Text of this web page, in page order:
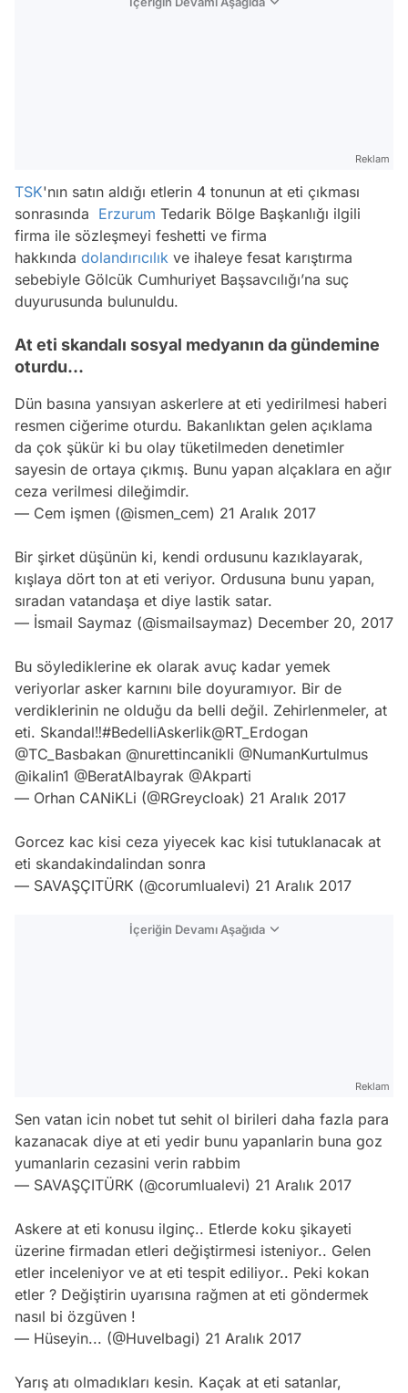
Reklam
TSK'nın satın aldığı etlerin 4 tonunun at eti çıkması
sonrasında Erzurum Tedarik Bölge Başkanlığı ilgili
firma ile sözleşmeyi feshetti ve firma
hakkında dolandırıcılık ve ihaleye fesat karıştırma
sebebiyle Gölcük Cumhuriyet Başsavcılığı’na suç
duyurusunda bulunuldu.
At eti skandalı sosyal medyanın da gündemine
oturdu...
Dün basına yansıyan askerlere at eti yedirilmesi haberi
resmen ciğerime oturdu. Bakanlıktan gelen açıklama
da çok şükür ki bu olay tüketilmeden denetimler
sayesin de ortaya çıkmış. Bunu yapan alçaklara en ağır
ceza verilmesi dileğimdir.
— Cem işmen (@ismen_cem) 21 Aralık 2017
Bir şirket düşünün ki, kendi ordusunu kazıklayarak,
kışlaya dört ton at eti veriyor. Ordusuna bunu yapan,
sıradan vatandaşa et diye lastik satar.
— İsmail Saymaz (@ismailsaymaz) December 20, 2017
Bu söylediklerine ek olarak avuç kadar yemek
veriyorlar asker karnını bile doyuramıyor. Bir de
verdiklerinin ne olduğu da belli değil. Zehirlenmeler, at
eti. Skandal‼️#BedelliAskerlik@RT_Erdogan
@TC_Basbakan @nurettincanikli @NumanKurtulmus
@ikalin1 @BeratAlbayrak @Akparti
— Orhan CANiKLi (@RGreycloak) 21 Aralık 2017
Gorcez kac kisi ceza yiyecek kac kisi tutuklanacak at
eti skandakindalindan sonra
— SAVAŞÇITÜRK (@corumlualevi) 21 Aralık 2017
İçeriğin Devamı Aşağıda
Reklam
Sen vatan icin nobet tut sehit ol birileri daha fazla para
kazanacak diye at eti yedir bunu yapanlarin buna goz
yumanlarin cezasini verin rabbim
— SAVAŞÇITÜRK (@corumlualevi) 21 Aralık 2017
Askere at eti konusu ilginç.. Etlerde koku şikayeti
üzerine firmadan etleri değiştirmesi isteniyor.. Gelen
etler inceleniyor ve at eti tespit ediliyor.. Peki kokan
etler ? Değiştirin uyarısına rağmen at eti göndermek
nasıl bi özgüven !
— Hüseyin... (@Huvelbagi) 21 Aralık 2017
Yarış atı olmadıkları kesin. Kaçak at eti satanlar,